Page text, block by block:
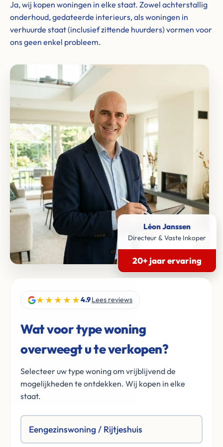
Ja, wij kopen woningen in elke staat. Zowel achterstallig
onderhoud, gedateerde interieurs, als woningen in
verhuurde staat (inclusief zittende huurders) vormen voor
ons geen enkel probleem.
Léon Janssen
Directeur & Vaste Inkoper
20+ jaar ervaring
★★★★★4.9Lees reviews
Wat voor type woning
overweegt u te verkopen?
Selecteer uw type woning om vrijblijvend de
mogelijkheden te ontdekken. Wij kopen in elke
staat.
Eengezinswoning / Rijtjeshuis